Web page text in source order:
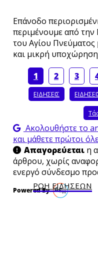
Επάνοδο
περιμένουμε από την
του Αγίου
και μικρή
1
2 3
ΕΙΔΗΣΕΙΣ
Ακολουθήστε το
και μάθετε πρώτοι
Απαγορεύεταιη
άρθρου, χωρίς
ενεργό σύνδεσμο
ΡΟΗ ΕΙΔΗΣΕΩΝ